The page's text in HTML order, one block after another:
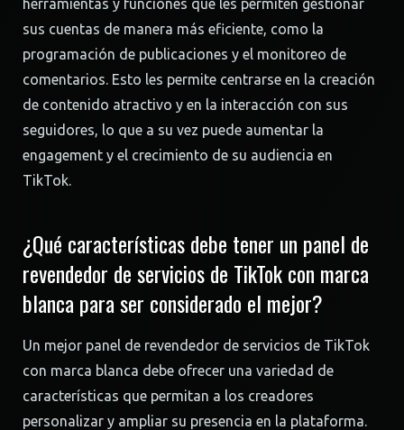
herramientas y funciones que les permiten gestionar
sus cuentas de manera más eficiente, como la
programación de publicaciones y el monitoreo de
comentarios. Esto les permite centrarse en la creación
de contenido atractivo y en la interacción con sus
seguidores, lo que a su vez puede aumentar la
engagement y el crecimiento de su audiencia en
TikTok.
¿Qué características debe tener un panel de
revendedor de servicios de TikTok con marca
blanca para ser considerado el mejor?
Un mejor panel de revendedor de servicios de TikTok
con marca blanca debe ofrecer una variedad de
características que permitan a los creadores
personalizar y ampliar su presencia en la plataforma.